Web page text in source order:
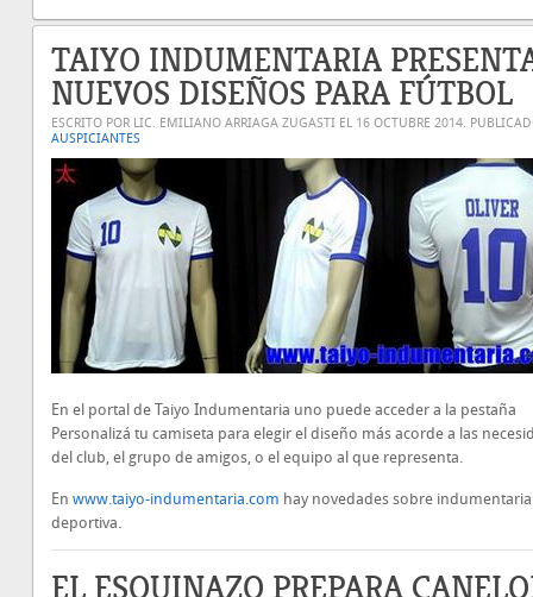
TAIYO INDUMENTARIA
NUEVOS DISEÑOS PARA FÚTBOL
ESCRITO POR LIC. EMILIANO ARRIAGA ZUGASTI EL 16 OCTUBRE 2014.
AUSPICIANTES
En el portal de Taiyo Indumentaria uno puede acceder a la pestaña
Personalizá tu camiseta para elegir el diseño más acorde a las
del club, el grupo de amigos, o el equipo al que representa.
En www.taiyo-indumentaria.com hay novedades sobre indumentaria
deportiva.
EL ESQUINAZO PREPARA